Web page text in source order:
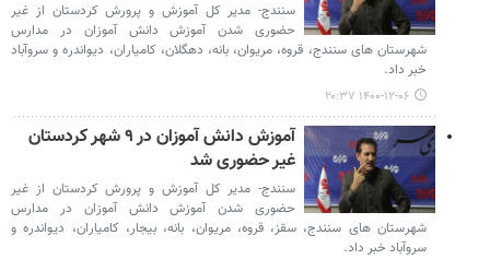
سنندج- مدیر کل آموزش و پرورش کردستان از غیر
حضوری شدن آموزش دانش آموزان در مدارس
شهرستان های سنندج، قروه، مریوان، بانه، دهگلان، کامیاران، دیواندره و سروآباد
خبر داد.
۱۴۰۰-۱۲-۰۶ ۲۰:۳۷
آموزش دانش آموزان در ۹ شهر کردستان
غیر حضوری شد
سنندج- مدیر کل آموزش و پرورش کردستان از غیر
حضوری شدن آموزش دانش آموزان در مدارس
شهرستان های سنندج، سقز، قروه، مریوان، بانه، بیجار، کامیاران، دیواندره و
سروآباد خبر داد.